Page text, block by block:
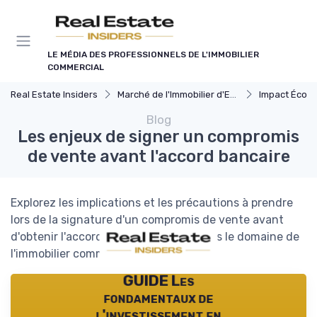
LE MÉDIA DES PROFESSIONNELS DE L'IMMOBILIER
COMMERCIAL
Real Estate Insiders Marché de l'Immobilier d'Entreprise Impact
Blog
Les enjeux de signer un compromis
de vente avant l'accord bancaire
Explorez les implications et les précautions à prendre
lors de la signature d'un compromis de vente avant
d'obtenir l'accord de votre banque dans le domaine de
l'immobilier commercial.
GUIDE Les
fondamentaux de